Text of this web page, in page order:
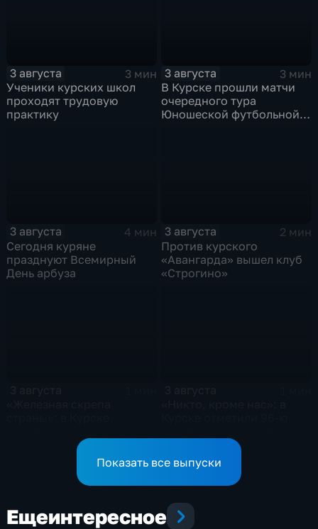
3 августа
3 мин
Ученики курских школ
проходят трудовую
практику
3 августа
3 мин
В Курске прошли матчи
очередного тура
Юношеской футбольной
3 августа
4 мин
Сегодня куряне
празднуют Всемирный
День арбуза
3 августа
2 мин
Против курского
«Авангарда» вышел клуб
«Строгино»
железнодорожников
Показать все выпуски
Ещеинтересное